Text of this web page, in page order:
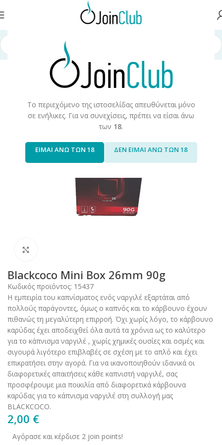
Το περιεχόμενο της ιστοσελίδας απευθύνεται μόνο
σε ενήλικες. Για να συνεχίσεις, πρέπει να είσαι άνω
των 18.
ΕΙΜΑΙ ΑΝΩ ΤΩΝ 18 ΔΕΝ ΕΙΜΑΙ ΑΝΩ ΤΩΝ 18
Προϊόντα Καπνού
Blackcoco Mini Box 26mm 90g
Κωδικός προϊόντος: 15437
Η εμπειρία του καπνίσματος ενός ναργιλέ εξαρτάται από
πολλούς παράγοντες, όμως ο καπνός και το κάρβουνο έχουν
πιθανώς τη μεγαλύτερη επιρροή. Όχι χωρίς λόγο, το κάρβουνο
καρύδας έχει αποδειχθεί όλα αυτά τα χρόνια ως το καλύτερο
για το κάπνισμα ναργιλέ , χωρίς χημικές ουσίες και οσμές και
σιγουρά λιγότερο επιβλαβές σε σχέση με το απλό και έχει
επικρατήσει στην αγορά. Για να ικανοποιηθούν ιδανικά οι
διαφορετικές απαιτήσεις κάθε καπνιστή ναργιλέ, σας
προσφέρουμε μια ποικιλία από διαφορετικά κάρβουνα
καρύδας για το κάπνισμα ναργιλέ στη συλλογή μας
BLACKCOCO.
2,00 €
Αγόρασε και κέρδισε 2 join points!